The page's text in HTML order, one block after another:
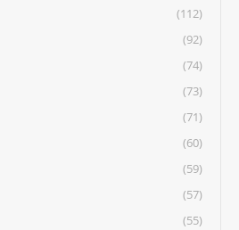
(112)
(92)
(74)
(73)
(71)
(60)
(59)
(57)
(55)